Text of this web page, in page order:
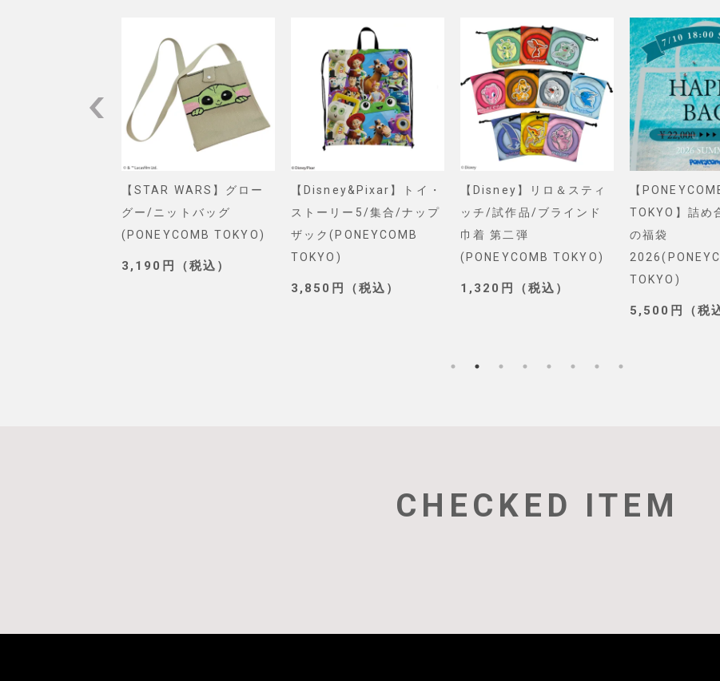
【STAR WARS】グロー
グー/ニットバッグ
(PONEYCOMB TOKYO)
3,190円（税込）
【Disney&Pixar】トイ・
ストーリー5/集合/ナップ
ザック(PONEYCOMB
TOKYO)
3,850円（税込）
【Disney】リロ＆スティ
ッチ/試作品/ブラインド
巾着 第二弾
(PONEYCOMB TOKYO)
1,320円（税込）
【
TOKYO】詰め
の福袋
TOKYO)
5,500円（税
CHECKED ITEM